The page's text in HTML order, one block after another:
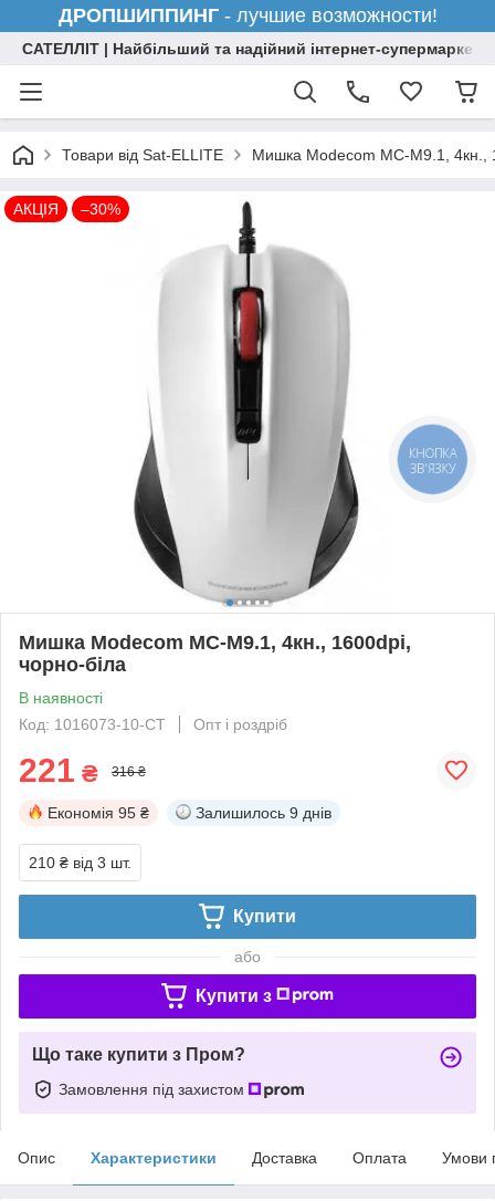
ДРОПШИППИНГ- лучшие возможности!
САТЕЛЛІТ | Найбільший та надійний інтернет-супермаркет
Товари від Sat-ELLITE Мишка Modecom MC-M9.1, 4кн.,
АКЦІЯ –30%
Мишка Modecom MC-M9.1, 4кн., 1600dpi,
чорно-біла
В наявності
Код: 1016073-10-СТ
Опт і роздріб
221 ₴ 316 ₴
Економія 95 ₴ Залишилось 9 днів
210 ₴ від 3 шт.
Купити
або
Купити з
Що таке купити з Пром?
Замовлення під захистом
Опис Характеристики Доставка Оплата Умови
КНОПКА
ЗВ'ЯЗКУ